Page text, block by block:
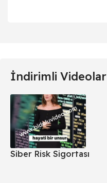
İndirimli Videolar
Siber Risk Sigortası